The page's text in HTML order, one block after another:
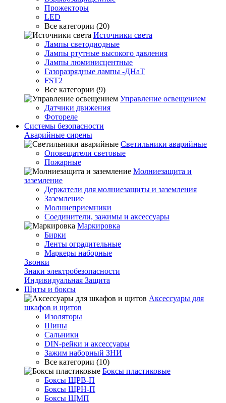
Прожекторы
LED
Все категории (20)
Источники света
Лампы светодиодные
Лампы ртутные высокого давления
Лампы люминисцентные
Газоразрядные лампы -ДНаТ
FST2
Все категории (9)
Управление освещением
Датчики движения
Фотореле
Системы безопасности
Аварийные сирены
Светильники аварийные
Оповещатели световые
Пожарные
Молниезащита и
заземление
Держатели для молниезащиты и заземления
Заземление
Молниеприемники
Соединители, зажимы и аксессуары
Маркировка
Бирки
Ленты оградительные
Маркеры наборные
Звонки
Знаки электробезопасности
Индивидуальная Защита
Щиты и боксы
Аксессуары для
шкафов и щитов
Изоляторы
Шины
Сальники
DIN-рейки и аксессуары
Зажим наборный ЗНИ
Все категории (10)
Боксы пластиковые
Боксы ЩРВ-П
Боксы ЩРН-П
Боксы ЩМП